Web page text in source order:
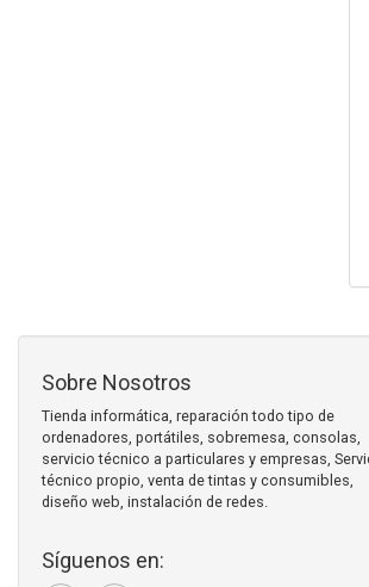
Sobre Nosotros
Tienda informática, reparación todo tipo de
ordenadores, portátiles, sobremesa, consolas,
servicio técnico a particulares y empresas,
técnico propio, venta de tintas y consumibles,
diseño web, instalación de redes.
Síguenos en: